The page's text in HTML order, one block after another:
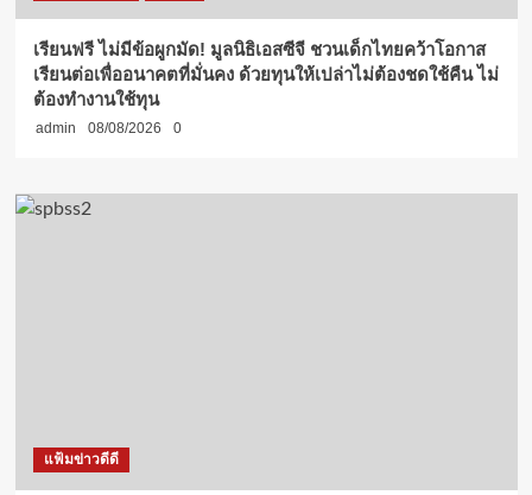
เรียนฟรี ไม่มีข้อผูกมัด! มูลนิธิเอสซีจี ชวนเด็กไทยคว้าโอกาส
เรียนต่อเพื่ออนาคตที่มั่นคง ด้วยทุนให้เปล่าไม่ต้องชดใช้คืน ไม่
ต้องทำงานใช้ทุน
admin 08/08/2026 0
แฟ้มข่าวดีดี